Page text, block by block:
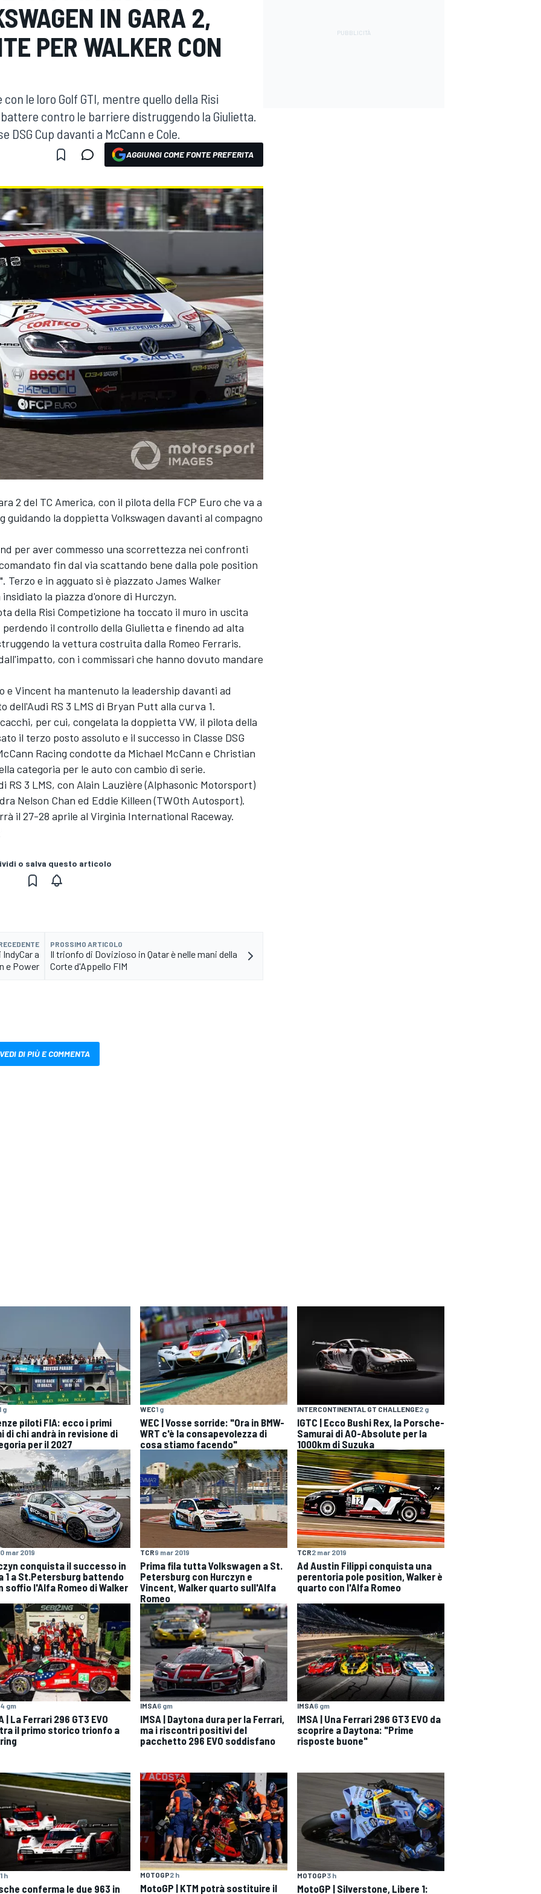
IN GARA 2,
PER WALKER CON
le loro Golf GTI, mentre quello della Risi
contro le barriere distruggendo la Giulietta.
Cup davanti a McCann e Cole.
AGGIUNGI COME FONTE PREFERITA
2 del TC America, con il pilota della FCP Euro che va a
la doppietta Volkswagen davanti al compagno
per aver commesso una scorrettezza nei confronti
fin dal via scattando bene dalla pole position
Terzo e in agguato si è piazzato James Walker
la piazza d'onore di Hurczyn.
della Risi Competizione ha toccato il muro in uscita
il controllo della Giulietta e finendo ad alta
la vettura costruita dalla Romeo Ferraris.
con i commissari che hanno dovuto mandare
e Vincent ha mantenuto la leadership davanti ad
dell'Audi RS 3 LMS di Bryan Putt alla curva 1.
per cui, congelata la doppietta VW, il pilota della
il terzo posto assoluto e il successo in Classe DSG
Racing condotte da Michael McCann e Christian
categoria per le auto con cambio di serie.
RS 3 LMS, con Alain Lauzière (Alphasonic Motorsport)
Nelson Chan ed Eddie Killeen (TWOth Autosport).
il 27-28 aprile al Virginia International Raceway.
o salva questo articolo
a
e Power
PROSSIMO ARTICOLO
Il trionfo di Dovizioso in Qatar è nelle mani della
Corte d'Appello FIM
VEDI DI PIÙ E COMMENTA
g
piloti FIA: ecco i primi
di chi andrà in revisione di
per il 2027
WEC1 g
WEC | Vosse sorride: "Ora in BMW-
WRT c'è la consapevolezza di
cosa stiamo facendo"
INTERCONTINENTAL GT CHALLENGE2 g
IGTC | Ecco Bushi Rex, la Porsche-
Samurai di AO-Absolute per la
1000km di Suzuka
mar 2019
conquista il successo in
1 a St.Petersburg battendo
soffio l'Alfa Romeo di Walker
TCR9 mar 2019
Prima fila tutta Volkswagen a St.
Petersburg con Hurczyn e
Vincent, Walker quarto sull'Alfa
Romeo
TCR2 mar 2019
Ad Austin Filippi conquista una
perentoria pole position, Walker è
quarto con l'Alfa Romeo
4 gm
| La Ferrari 296 GT3 EVO
il primo storico trionfo a
IMSA6 gm
IMSA | Daytona dura per la Ferrari,
ma i riscontri positivi del
pacchetto 296 EVO soddisfano
IMSA6 gm
IMSA | Una Ferrari 296 GT3 EVO da
scoprire a Daytona: "Prime
risposte buone"
1 h
conferma le due 963 in
MOTOGP2 h
MotoGP | KTM potrà sostituire il
MOTOGP3 h
MotoGP | Silverstone, Libere 1: